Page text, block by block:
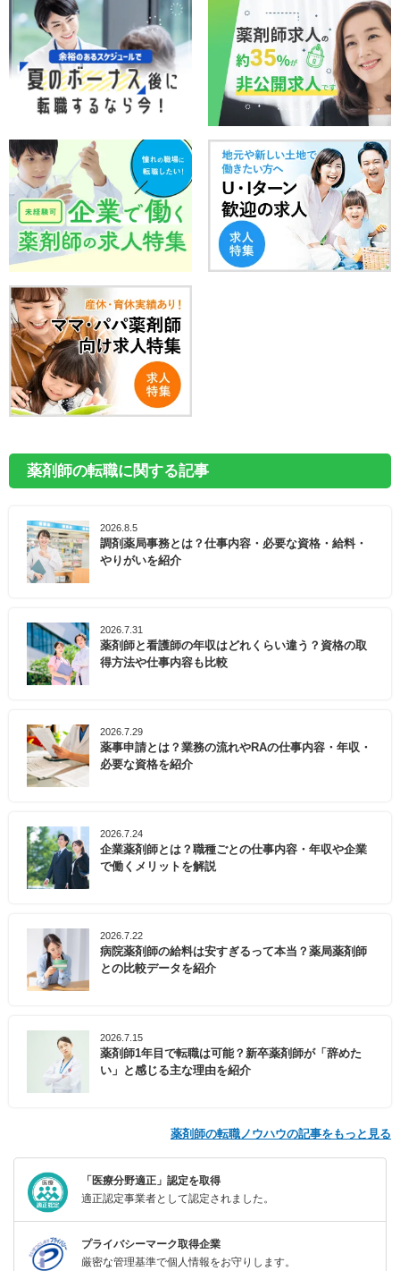
薬剤師の転職に関する記事
2026.8.5
調剤薬局事務とは？仕事内容・必要な資格・給料・
やりがいを紹介
2026.7.31
薬剤師と看護師の年収はどれくらい違う？資格の取
得方法や仕事内容も比較
2026.7.29
薬事申請とは？業務の流れやRAの仕事内容・年収・
必要な資格を紹介
2026.7.24
企業薬剤師とは？職種ごとの仕事内容・年収や企業
で働くメリットを解説
2026.7.22
病院薬剤師の給料は安すぎるって本当？薬局薬剤師
との比較データを紹介
2026.7.15
薬剤師1年目で転職は可能？新卒薬剤師が「辞めた
い」と感じる主な理由を紹介
薬剤師の転職ノウハウの記事をもっと見る
「医療分野適正」認定を取得
適正認定事業者として認定されました。
プライバシーマーク取得企業
厳密な管理基準で個人情報をお守りします。